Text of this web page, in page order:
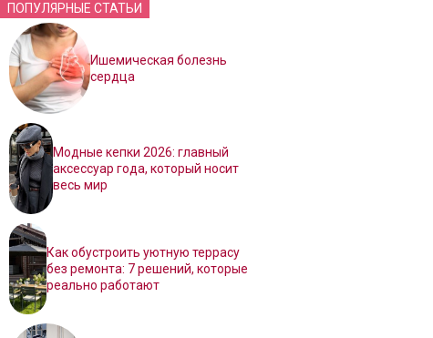
ПОПУЛЯРНЫЕ СТАТЬИ
Ишемическая болезнь
сердца
Модные кепки 2026: главный
аксессуар года, который носит
весь мир
Как обустроить уютную террасу
без ремонта: 7 решений, которые
реально работают